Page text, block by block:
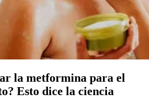
la metformina para el
Esto dice la ciencia